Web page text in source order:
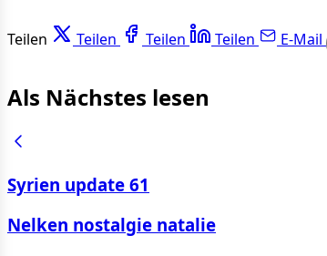
Teilen Teilen Teilen Teilen E-Mail
Als Nächstes lesen
Syrien update 61
Nelken nostalgie natalie